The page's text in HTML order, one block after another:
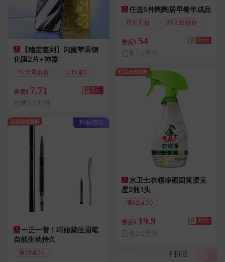
【稳定签到】闪魔苹果钢
化膜2片+神器
67天最低价 满15减8
券后¥ 7.71 券 8元
已售1.0万件
玛丽黛佳
一正一替！玛丽黛佳眉笔
自然生动持久
满58减32
任选5件陶陶居早餐半成品
历史新低 35天最低价
券后¥ 54 券 96元
已售7.0万件
水卫士衣领净顽固黄渍克
星2瓶1头
满62减30
券后¥ 19.9 券 30元
已售2.0万件